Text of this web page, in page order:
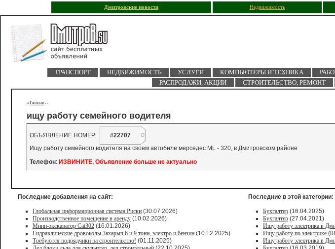
Дмитровские новости Недвижимость
ТРАНСПОРТ НЕДВИЖИМОСТЬ УСЛУГИ КОМПЬЮТЕРЫ И ТЕХНИКА
РАСПРОДАЖИ, АКЦИИ
СТРОИТЕЛЬСТВО, РЕМОНТ
->Главная - -
ищу работу семейного водителя
ОБЪЯВЛЕНИЕ НОМЕР:
#22707
Ищу работу семейного водителя на своем автобиле мерседес ML - 320, в Дмитровском районе
Телефон: ИЗВИНИТЕ, Объявление больше не актуально
Последние добавления на сайт:
Глобальная информационная система Риски (30.07.2026)
Производственное помещение в аренду (10.02.2026)
Мини-экскаватор Cat302 (16.01.2026)
Гидравлические дровоколы Захарыч 6 и 9 тонн, электро и бензин (10.12.2025)
Требуются подрядчики на строительство! (01.11.2025)
Последние в этой категории:
Бухгалтер (16.04.2025)
Бухгалтер (27.04.2021)
Ищу работу электрика в
Ищу работу по электрике
Ищу работу электрика в